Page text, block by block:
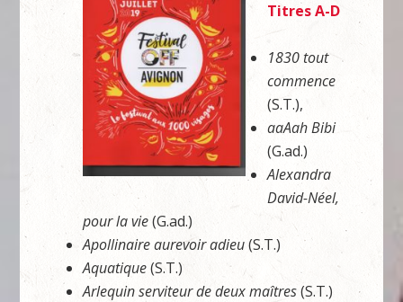
Titres A-D
1830 tout
commence
(S.T.),
aaAah Bibi
(G.ad.)
Alexandra
David-Néel,
pour la vie(G.ad.)
Apollinaire aurevoir adieu(S.T.)
Aquatique(S.T.)
Arlequin serviteur de deux maîtres(S.T.)